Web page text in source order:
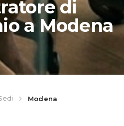
di
a Modena
Modena